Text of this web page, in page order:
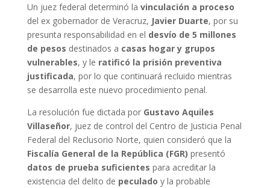
Un juez federal determinó la vinculación a proceso
del ex gobernador de Veracruz, Javier Duarte, por su
presunta responsabilidad en el desvío de 5 millones
de pesos destinados a casas hogar y grupos
vulnerables, y le ratificó la prisión preventiva
justificada, por lo que continuará recluido mientras
se desarrolla este nuevo procedimiento penal.
La resolución fue dictada por Gustavo Aquiles
Villaseñor, juez de control del Centro de Justicia Penal
Federal del Reclusorio Norte, quien consideró que la
Fiscalía General de la República (FGR) presentó
datos de prueba suficientes para acreditar la
existencia del delito de peculado y la probable